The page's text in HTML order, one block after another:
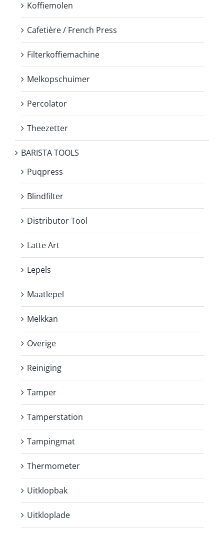
Koffiemolen
Cafetière / French Press
Filterkoffiemachine
Melkopschuimer
Percolator
Theezetter
BARISTA TOOLS
Puqpress
Blindfilter
Distributor Tool
Latte Art
Lepels
Maatlepel
Melkkan
Overige
Reiniging
Tamper
Tamperstation
Tampingmat
Thermometer
Uitklopbak
Uitkloplade